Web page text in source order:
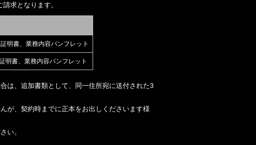
求となります。
明書、業務内容パンフレット
明書、業務内容パンフレット
は、追加書類として、同一住所宛に送付された3
が、契約時までに正本をお出しくださいます様
い。